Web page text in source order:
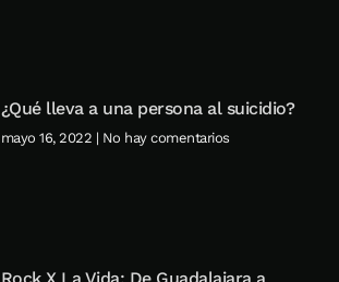
¿Qué lleva a una persona al suicidio?
mayo 16, 2022 No hay comentarios